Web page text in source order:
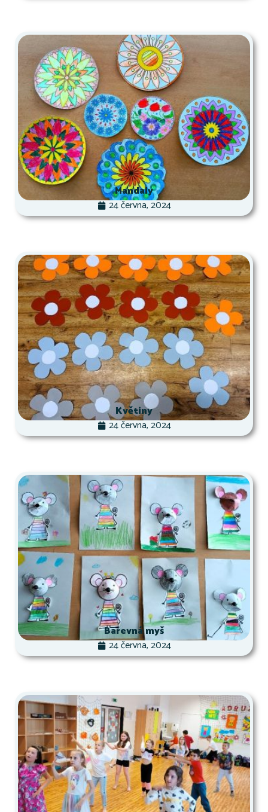
Mandaly
24 června, 2024
Květiny
24 června, 2024
Barevná myš
24 června, 2024